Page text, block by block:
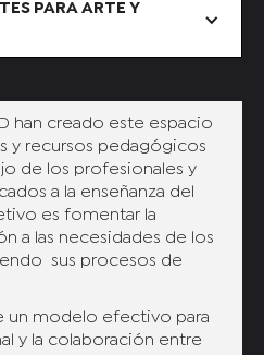
han creado este espacio
y recursos pedagógicos
de los profesionales y
a la enseñanza del
es fomentar la
a las necesidades de los
sus procesos de
un modelo efectivo para
y la colaboración entre
PARA ARTE Y